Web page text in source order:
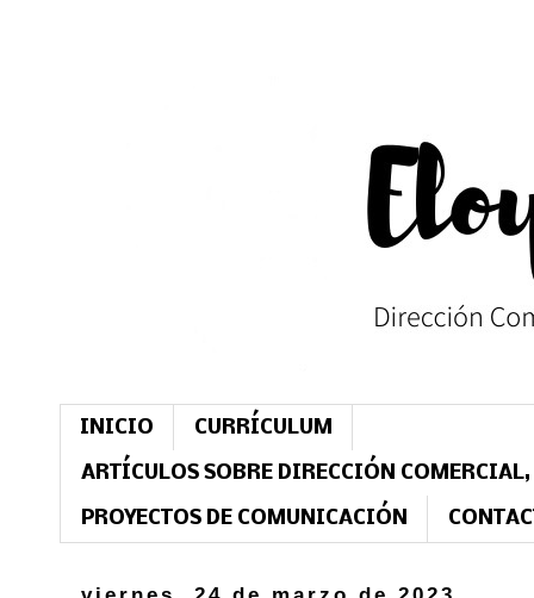
INICIO CURRÍCULUM
ARTÍCULOS SOBRE DIRECCIÓN
PROYECTOS DE COMUNICACIÓN